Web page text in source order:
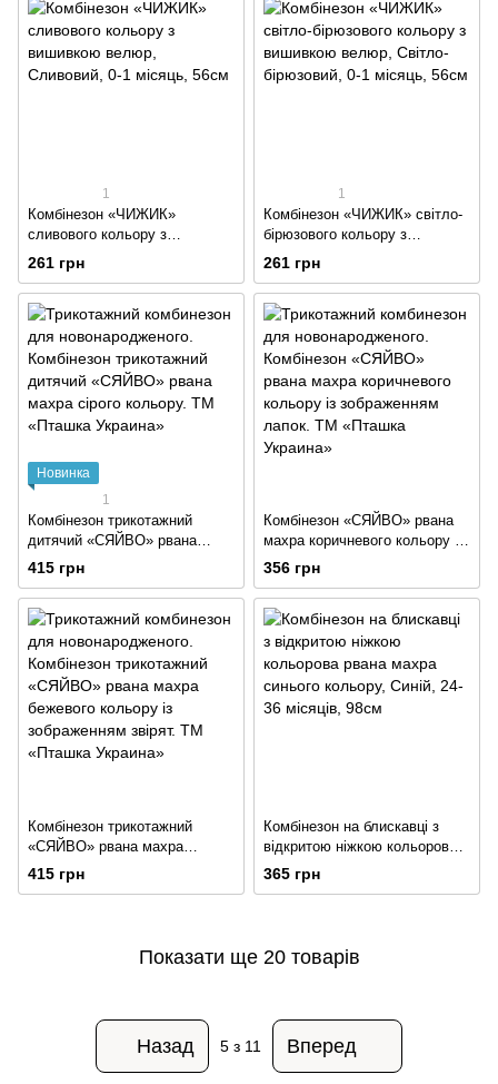
1
Комбінезон «ЧИЖИК»
сливового кольору з
вишивкою велюр
261 грн
1
Комбінезон «ЧИЖИК» світло-
бірюзового кольору з
вишивкою велюр
261 грн
Новинка
1
Комбінезон трикотажний
дитячий «СЯЙВО» рвана
махра сірого кольору
415 грн
Комбінезон «СЯЙВО» рвана
махра коричневого кольору із
зображенням лапок
356 грн
Комбінезон трикотажний
«СЯЙВО» рвана махра
бежевого кольору із
зображенням звірят
415 грн
Комбінезон на блискавці з
відкритою ніжкою кольорова
рвана махра синього кольору
365 грн
Показати ще 20 товарів
Назад 5 з 11 Вперед